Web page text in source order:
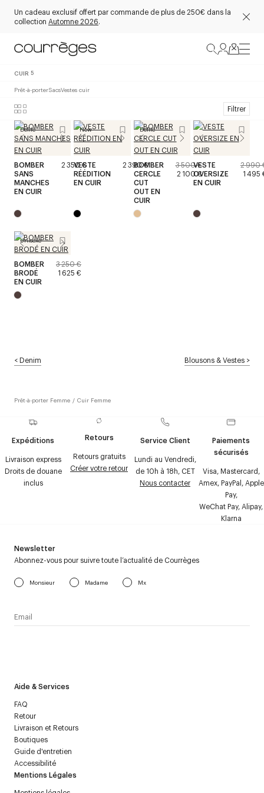
Un cadeau exclusif offert par commande de plus de 250€ dans la
collection Automne 2026.
CUIR 5
Prêt-à-porterSacsVestes cuir
Filtrer
Défilé
BOMBER
SANS
MANCHES
EN CUIR
2 350 €
New
VESTE
RÉÉDITION
EN CUIR
2 390 €
Défilé
BOMBER
CERCLE
CUT
OUT EN
CUIR
3 500 €
2 100 €
VESTE
OVERSIZE
EN CUIR
2 990
1 495
Unisexe
BOMBER
BRODÉ
EN CUIR
3 250 €
1 625 €
<Denim Blousons & Vestes >
Prêt-à-porter Femme / Cuir Femme
Expéditions
Livraison express
Droits de douane
inclus
Retours
Retours gratuits
Créer votre retour
Service Client
Lundi au Vendredi,
de 10h à 18h, CET
Nous contacter
Paiements
sécurisés
Visa, Mastercard,
Amex, PayPal, Apple
Pay,
WeChat Pay, Alipay,
Klarna
Aide & Services
FAQ
Retour
Livraison et Retours
Boutiques
Guide d'entretien
Accessibilité
Mentions Légales
Newsletter
Abonnez-vous pour suivre toute l’actualité de Courrèges
Monsieur Madame Mx